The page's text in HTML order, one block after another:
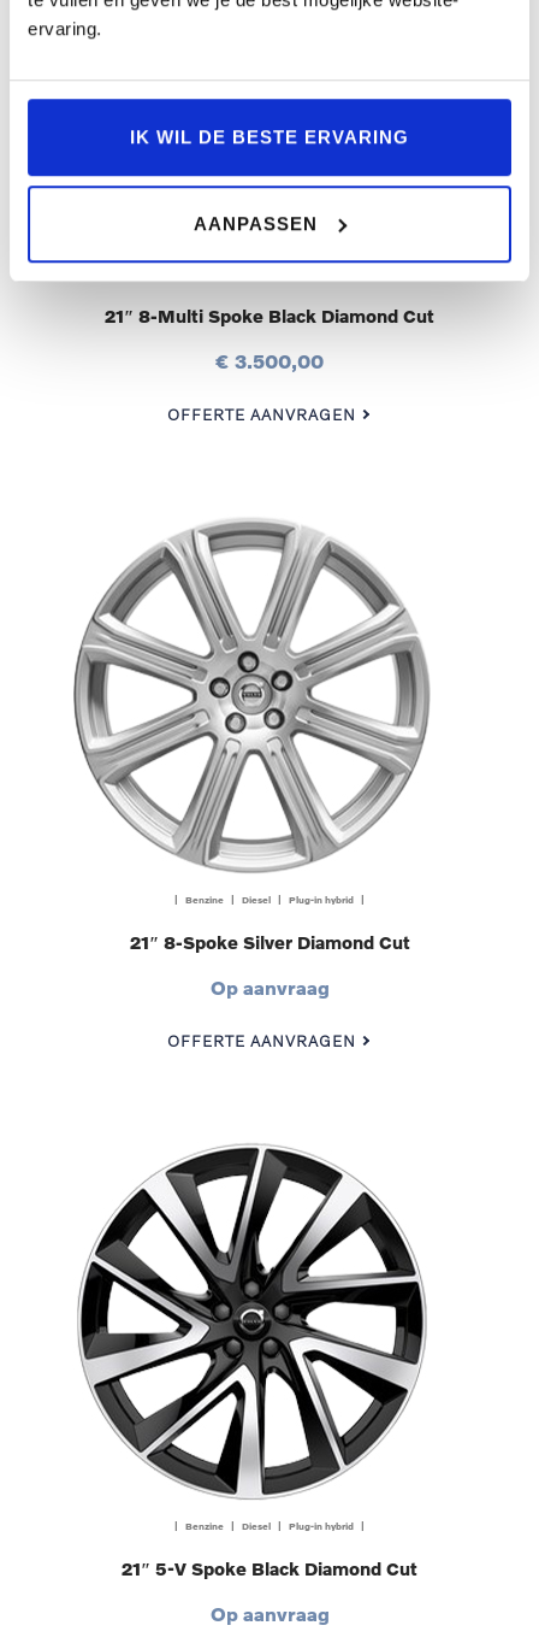
ervaring.
IK WIL DE BESTE ERVARING
AANPASSEN
21″ 8-Multi Spoke Black Diamond Cut
€ 3.500,00
OFFERTE AANVRAGEN
| Benzine | Diesel | Plug-in hybrid |
21″ 8-Spoke Silver Diamond Cut
Op aanvraag
OFFERTE AANVRAGEN
| Benzine | Diesel | Plug-in hybrid |
21″ 5-V Spoke Black Diamond Cut
Op aanvraag